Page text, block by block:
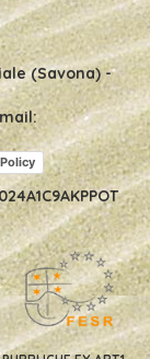
der
der
& c snc
jeder Zeit
nach dem
wir zu Ihrer
(Savona) -